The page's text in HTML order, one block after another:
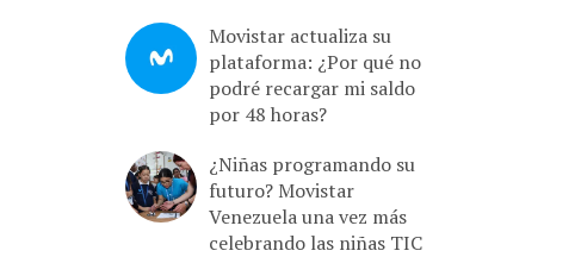
Movistar actualiza su
plataforma: ¿Por qué no
podré recargar mi saldo
por 48 horas?
¿Niñas programando su
futuro? Movistar
Venezuela una vez más
celebrando las niñas TIC